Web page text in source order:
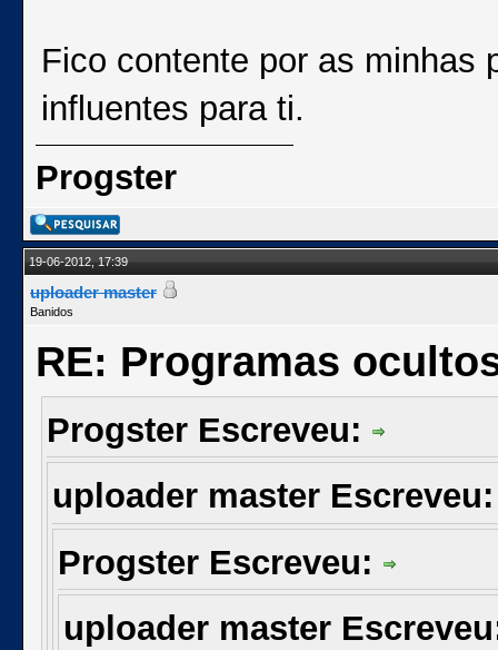
Fico contente por as minhas
influentes para ti.
Progster
19-06-2012, 17:39
uploader master
Banidos
RE: Programas
Progster Escreveu:
uploader master
Progster Escreveu:
uploader master